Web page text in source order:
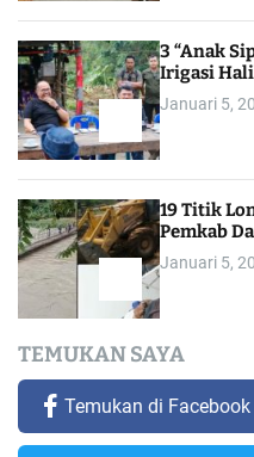
3 “Anak
Irigasi
Januari 5,
19 Titik
Pemkab
Januari 5,
TEMUKAN SAYA
Temukan di Facebook